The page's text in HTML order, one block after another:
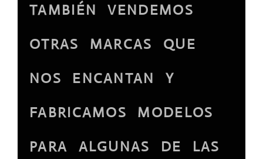
TAMBIÉN VENDEMOS
OTRAS MARCAS QUE
NOS ENCANTAN Y
FABRICAMOS MODELOS
PARA ALGUNAS DE LAS